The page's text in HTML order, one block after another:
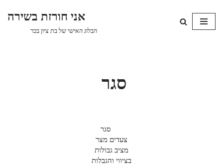
Skip
אני חורזת בשירה
הבלוג האישי של בת ציון בכר
סגר
סגר
צעדים מצר
מציב גבולות
בציווי והגבלות